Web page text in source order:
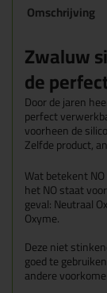
Omschrijving
Zwaluw
de
Door de jaren
perfect
voorheen de
Zelfde product,
Wat betekent
het NO staat
geval: Neutraal
Oxyme.
Deze niet
goed te
andere